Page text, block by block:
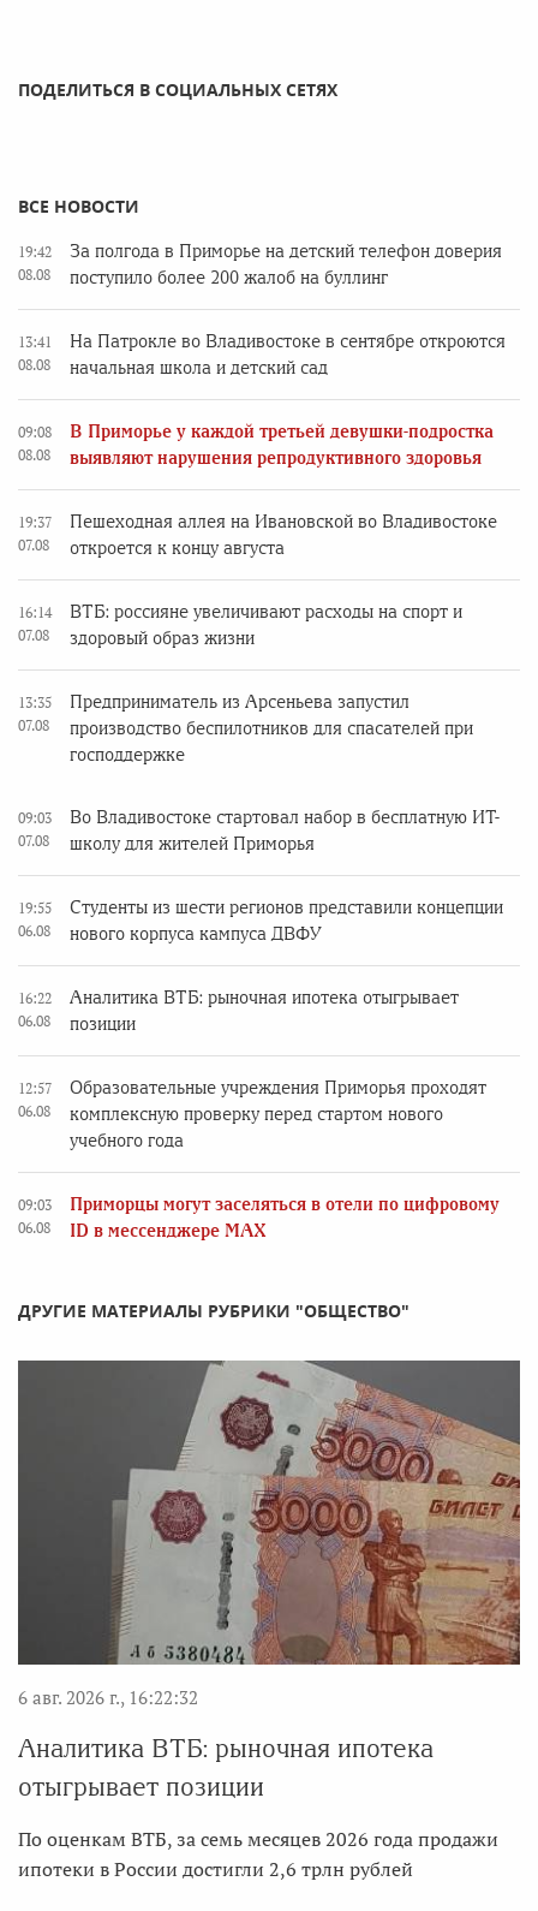
ПОДЕЛИТЬСЯ В СОЦИАЛЬНЫХ СЕТЯХ
ВСЕ НОВОСТИ
19:42
08.08
За полгода в Приморье на детский телефон доверия
поступило более 200 жалоб на буллинг
13:41
08.08
На Патрокле во Владивостоке в сентябре откроются
начальная школа и детский сад
09:08
08.08
В Приморье у каждой третьей девушки-подростка
выявляют нарушения репродуктивного здоровья
19:37
07.08
Пешеходная аллея на Ивановской во Владивостоке
откроется к концу августа
16:14
07.08
ВТБ: россияне увеличивают расходы на спорт и
здоровый образ жизни
13:35
07.08
Предприниматель из Арсеньева запустил
производство беспилотников для спасателей при
господдержке
09:03
07.08
Во Владивостоке стартовал набор в бесплатную ИТ-
школу для жителей Приморья
19:55
06.08
Студенты из шести регионов представили концепции
нового корпуса кампуса ДВФУ
16:22
06.08
Аналитика ВТБ: рыночная ипотека отыгрывает
позиции
12:57
06.08
Образовательные учреждения Приморья проходят
комплексную проверку перед стартом нового
учебного года
09:03
06.08
Приморцы могут заселяться в отели по цифровому
ID в мессенджере MAX
ДРУГИЕ МАТЕРИАЛЫ РУБРИКИ "ОБЩЕСТВО"
6 авг. 2026 г., 16:22:32
Аналитика ВТБ: рыночная ипотека
отыгрывает позиции
По оценкам ВТБ, за семь месяцев 2026 года продажи
ипотеки в России достигли 2,6 трлн рублей